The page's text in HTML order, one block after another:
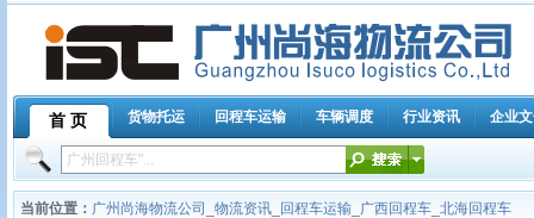
首 页 货物托运 回程车运输 车辆调度 行业资讯 企业
当前位置： 广州尚海物流公司 物流资讯 回程车运输 广西回程车 北海回程车